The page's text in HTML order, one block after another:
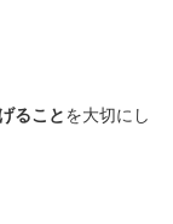
ることを大切にし